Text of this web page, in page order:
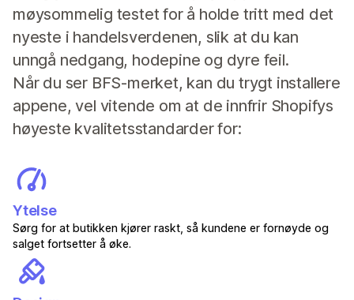
møysommelig testet for å holde tritt med det
nyeste i handelsverdenen, slik at du kan
unngå nedgang, hodepine og dyre feil.
Når du ser BFS-merket, kan du trygt installere
appene, vel vitende om at de innfrir Shopifys
høyeste kvalitetsstandarder for:
Ytelse
Sørg for at butikken kjører raskt, så kundene er fornøyde og
salget fortsetter å øke.